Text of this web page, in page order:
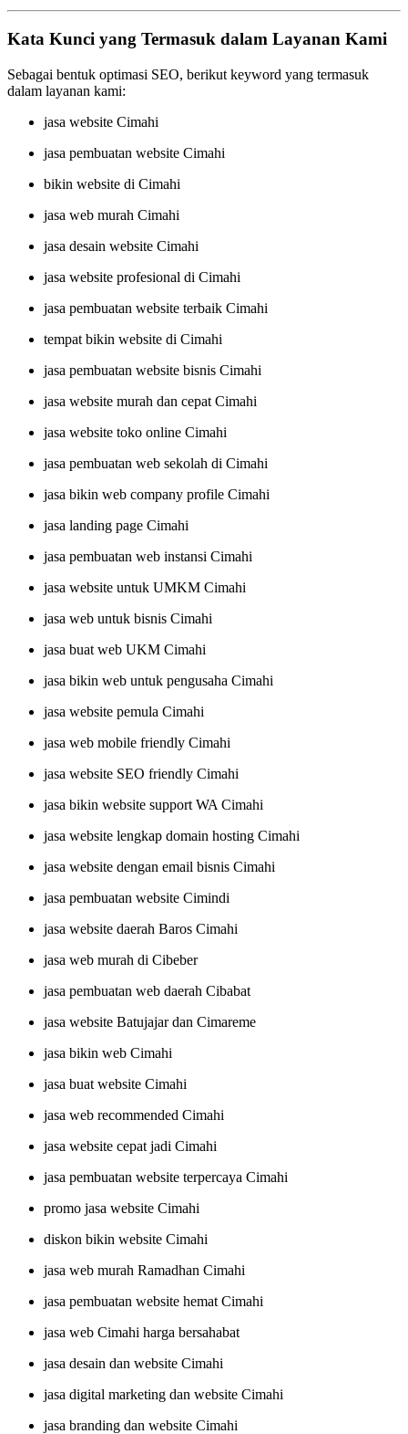
Kata Kunci yang Termasuk dalam Layanan Kami
Sebagai bentuk optimasi SEO, berikut keyword yang termasuk
dalam layanan kami:
jasa website Cimahi
jasa pembuatan website Cimahi
bikin website di Cimahi
jasa web murah Cimahi
jasa desain website Cimahi
jasa website profesional di Cimahi
jasa pembuatan website terbaik Cimahi
tempat bikin website di Cimahi
jasa pembuatan website bisnis Cimahi
jasa website murah dan cepat Cimahi
jasa website toko online Cimahi
jasa pembuatan web sekolah di Cimahi
jasa bikin web company profile Cimahi
jasa landing page Cimahi
jasa pembuatan web instansi Cimahi
jasa website untuk UMKM Cimahi
jasa web untuk bisnis Cimahi
jasa buat web UKM Cimahi
jasa bikin web untuk pengusaha Cimahi
jasa website pemula Cimahi
jasa web mobile friendly Cimahi
jasa website SEO friendly Cimahi
jasa bikin website support WA Cimahi
jasa website lengkap domain hosting Cimahi
jasa website dengan email bisnis Cimahi
jasa pembuatan website Cimindi
jasa website daerah Baros Cimahi
jasa web murah di Cibeber
jasa pembuatan web daerah Cibabat
jasa website Batujajar dan Cimareme
jasa bikin web Cimahi
jasa buat website Cimahi
jasa web recommended Cimahi
jasa website cepat jadi Cimahi
jasa pembuatan website terpercaya Cimahi
promo jasa website Cimahi
diskon bikin website Cimahi
jasa web murah Ramadhan Cimahi
jasa pembuatan website hemat Cimahi
jasa web Cimahi harga bersahabat
jasa desain dan website Cimahi
jasa digital marketing dan website Cimahi
jasa branding dan website Cimahi